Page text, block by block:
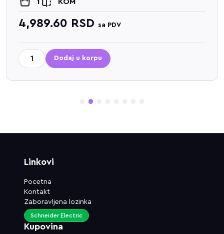
4,989.60 RSD sa PDV
Dodaj u korpu
5
Linkovi
Pocetna
Kontakt
Zaboravljena lozinka
Kupovina
Schneider Electric